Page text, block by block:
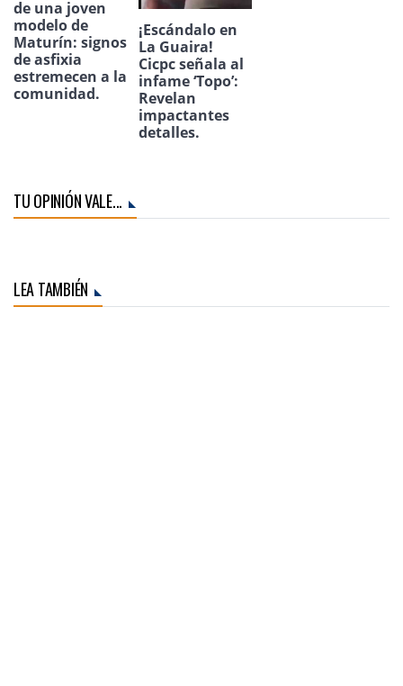
de una joven
modelo de
Maturín: signos
de asfixia
estremecen a la
comunidad.
¡Escándalo en
La Guaira!
Cicpc señala al
infame ‘Topo’:
Revelan
impactantes
detalles.
TU OPINIÓN VALE...
LEA TAMBIÉN